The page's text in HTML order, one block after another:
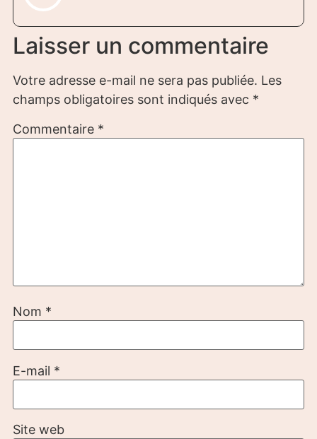
Laisser un commentaire
Votre adresse e-mail ne sera pas publiée. Les
champs obligatoires sont indiqués avec *
Commentaire *
Nom *
E-mail *
Site web